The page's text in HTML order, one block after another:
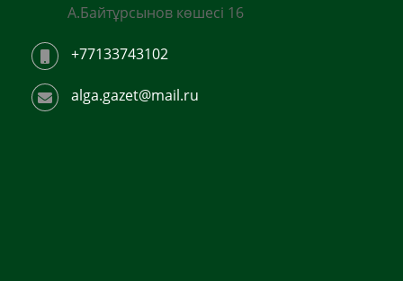
А.Байтұрсынов көшесі 16
+77133743102
alga.gazet@mail.ru